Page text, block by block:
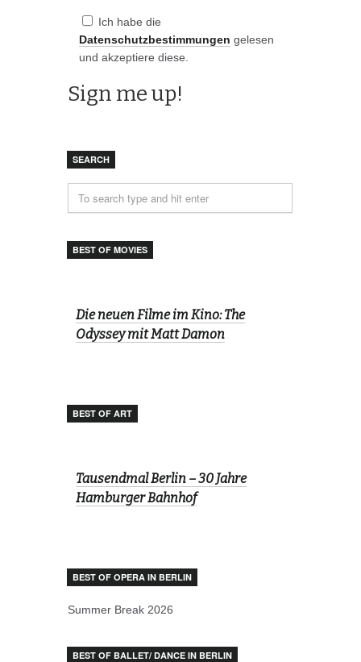
Ich habe die
Datenschutzbestimmungen gelesen
und akzeptiere diese.
SEARCH
BEST OF MOVIES
Die neuen Filme im Kino: The
Odyssey mit Matt Damon
BEST OF ART
Tausendmal Berlin – 30 Jahre
Hamburger Bahnhof
BEST OF OPERA IN BERLIN
Summer Break 2026
BEST OF BALLET/ DANCE IN BERLIN